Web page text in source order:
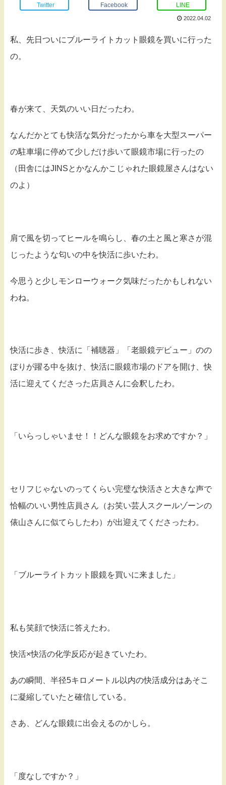
Twitter Facebook LINE
2022.04.02
私、先日ついにブルーライトカット眼鏡を買いに行った
の。
春が来て、天気のいい日だったわ。
なんだかとても快活な気分だったから車を大型スーパー
の駐車場に停めて少しだけ歩いて眼鏡市場に行ったの
（田舎にはJINSとかなんかこじゃれた眼鏡屋さんはない
のよ）
肩で風を切ってヒールを鳴らし、春の土と風と寒さが混
じったような匂いの中を快活に歩いたわ。
今思うと少しモンローウォーク気味だったかもしれない
わね。
快活に歩き、快活に「補聴器」「老眼鏡デビュー」のの
ぼりが躍る中を抜け、快活に眼鏡市場のドアを開け、快
活に迎えてくださった店員さんに会釈したわ。
「いらっしゃいませ！！どんな眼鏡をお求めですか？」
セリフじゃないのってくらい完璧な快活さと大きな声で
恰幅のいい男性店員さん（お笑い芸人スクールゾーンの
俵山さんに似てらしたわ）が出迎えてくださったわ。
「ブルーライトカット眼鏡を買いに来ました」
私も笑顔で快活に答えたわ。
快活×快活の化学反応が起きていたわ。
あの瞬間、半径5キロメートル以内の快活成分はあそこ
に凝縮していたと確信している。
さあ、どんな眼鏡に出会えるのかしら。
「度なしですか？」